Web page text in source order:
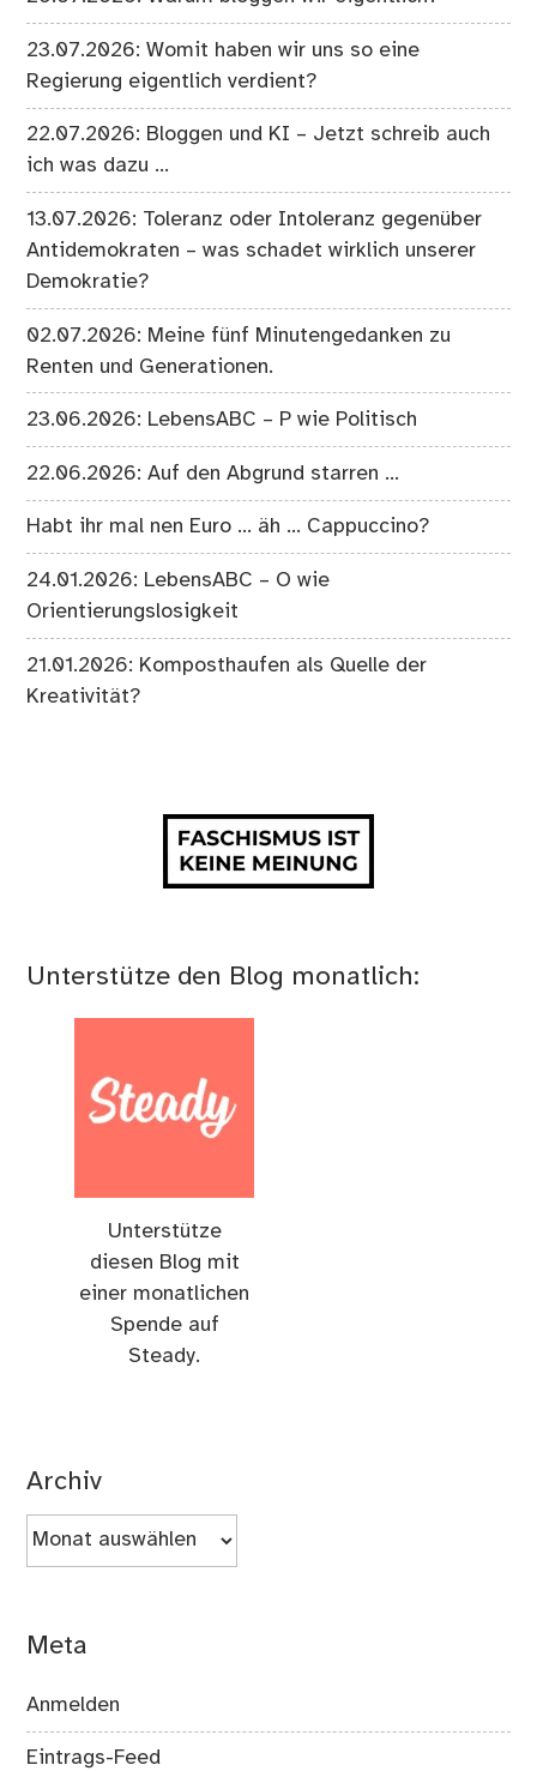
23.07.2026: Womit haben wir uns so eine
Regierung eigentlich verdient?
22.07.2026: Bloggen und KI – Jetzt schreib auch
ich was dazu …
13.07.2026: Toleranz oder Intoleranz gegenüber
Antidemokraten – was schadet wirklich unserer
Demokratie?
02.07.2026: Meine fünf Minutengedanken zu
Renten und Generationen.
23.06.2026: LebensABC – P wie Politisch
22.06.2026: Auf den Abgrund starren …
Habt ihr mal nen Euro … äh … Cappuccino?
24.01.2026: LebensABC – O wie
Orientierungslosigkeit
21.01.2026: Komposthaufen als Quelle der
Kreativität?
Unterstütze den Blog monatlich:
Unterstütze
diesen Blog mit
einer monatlichen
Spende auf
Steady.
Archiv
Archiv
Meta
Anmelden
Eintrags-Feed